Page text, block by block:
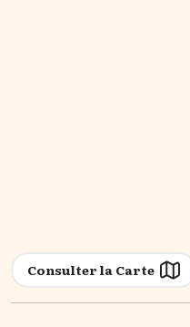
Consulter la Carte